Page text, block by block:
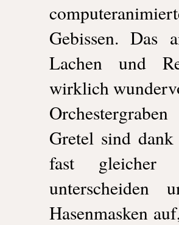
Gebissen. Das
Lachen und
wirklich
Gretel sind
fast gleicher
unterscheiden
Hasenmasken